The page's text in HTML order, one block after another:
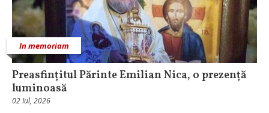
In memoriam
Preasfințitul Părinte Emilian Nica, o prezență
luminoasă
02 Iul, 2026